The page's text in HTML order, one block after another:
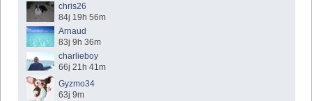
chris26
84j 19h 56m
Arnaud
83j 9h 36m
charlieboy
66j 21h 41m
Gyzmo34
63j 9m